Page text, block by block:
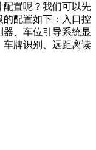
配置呢？我们可以先
的配置如下：入口控
、车位引导系统显
车牌识别、远距离读